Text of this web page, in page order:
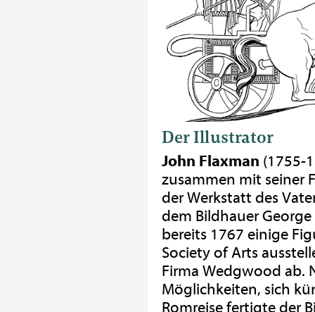
Der Illustrator
John Flaxman (1755-
zusammen mit seiner
der Werkstatt des
dem Bildhauer
bereits 1767 einige
Society of Arts
Firma Wedgwood ab.
Möglichkeiten, sich
Romreise fertigte der